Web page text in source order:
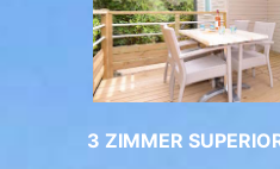
3 ZIMMER